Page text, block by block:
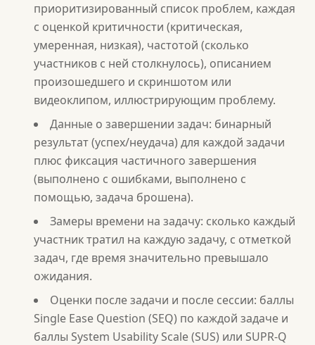
приоритизированный список проблем, каждая
с оценкой критичности (критическая,
умеренная, низкая), частотой (сколько
участников с ней столкнулось), описанием
произошедшего и скриншотом или
видеоклипом, иллюстрирующим проблему.
Данные о завершении задач: бинарный
результат (успех/неудача) для каждой задачи
плюс фиксация частичного завершения
(выполнено с ошибками, выполнено с
помощью, задача брошена).
Замеры времени на задачу: сколько каждый
участник тратил на каждую задачу, с отметкой
задач, где время значительно превышало
ожидания.
Оценки после задачи и после сессии: баллы
Single Ease Question (SEQ) по каждой задаче и
баллы System Usability Scale (SUS) или SUPR-Q